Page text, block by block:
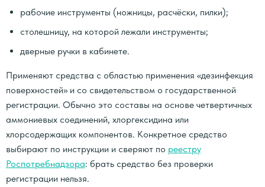
рабочие инструменты (ножницы, расчёски, пилки);
столешницу, на которой лежали инструменты;
дверные ручки в кабинете.
Применяют средства с областью применения «дезинфекция
поверхностей» и со свидетельством о государственной
регистрации. Обычно это составы на основе четвертичных
аммониевых соединений, хлоргексидина или
хлорсодержащих компонентов. Конкретное средство
выбирают по инструкции и сверяют по реестру
Роспотребнадзора: брать средство без проверки
регистрации нельзя.